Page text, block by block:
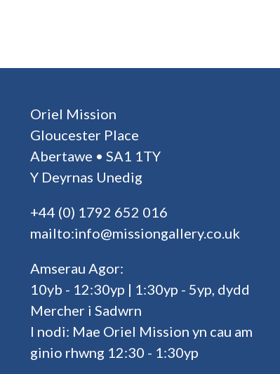
Oriel Mission
Gloucester Place
Abertawe • SA1 1TY
Y Deyrnas Unedig
+44 (0) 1792 652 016
mailto:info@missiongallery.co.uk
Amserau Agor:
10yb - 12:30yp | 1:30yp - 5yp, dydd
Mercher i Sadwrn
I nodi: Mae Oriel Mission yn cau am
ginio rhwng 12:30 - 1:30yp